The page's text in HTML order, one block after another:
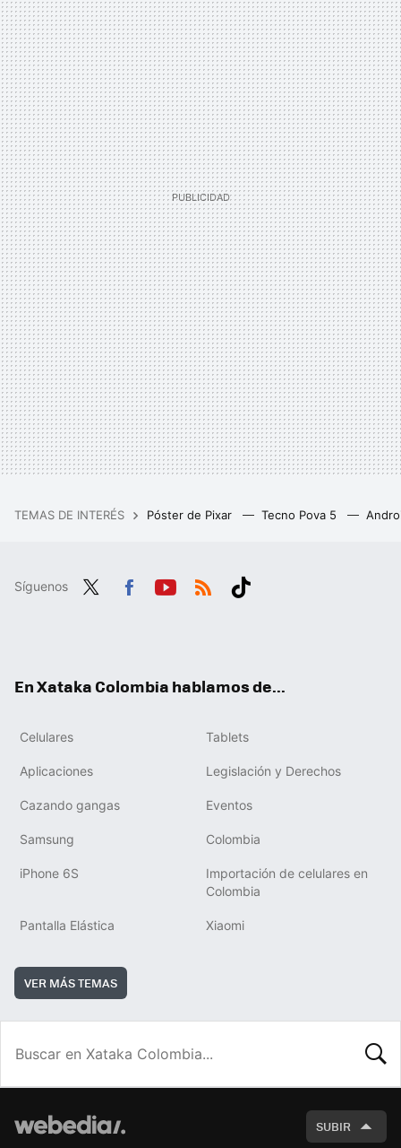
TEMAS DE INTERÉS Póster de Pixar Tecno Pova 5
Síguenos
En Xataka Colombia hablamos de...
Celulares Tablets
Aplicaciones Legislación y Derechos
Cazando gangas Eventos
Samsung Colombia
iPhone 6S
Importación de celulares en
Colombia
Pantalla Elástica Xiaomi
VER MÁS TEMAS
SUBIR